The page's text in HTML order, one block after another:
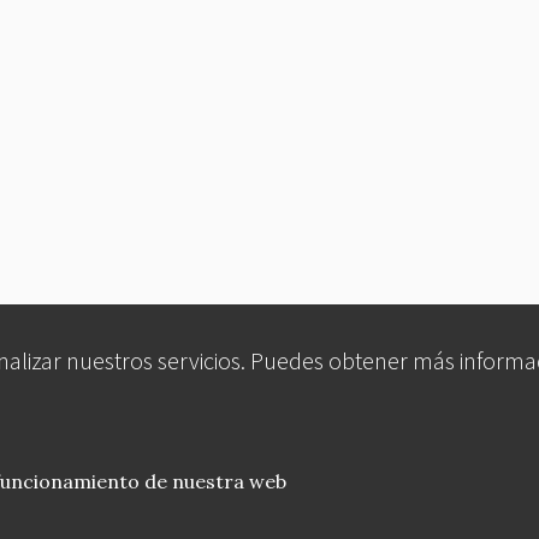
nuestros servicios. Puedes obtener más
de nuestra web